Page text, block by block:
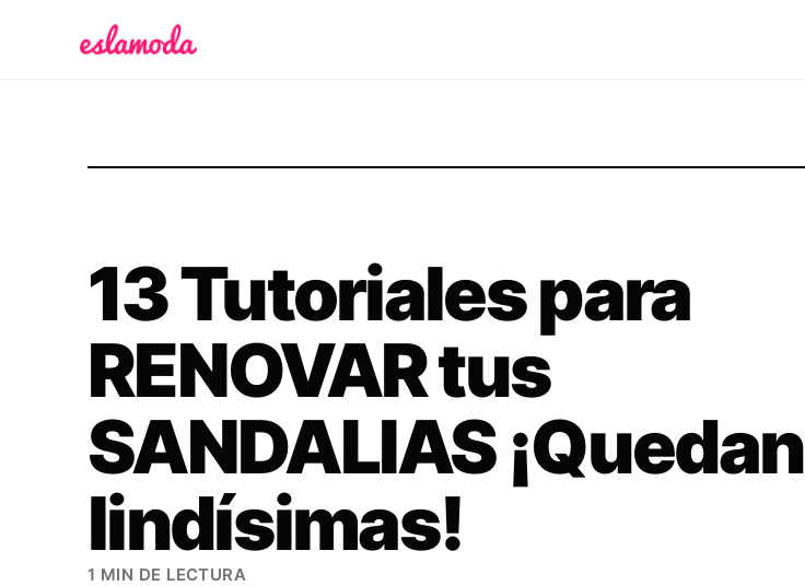
13 Tutoriales para
RENOVAR tus
SANDALIAS ¡Quedan
lindísimas!
1 MIN DE LECTURA